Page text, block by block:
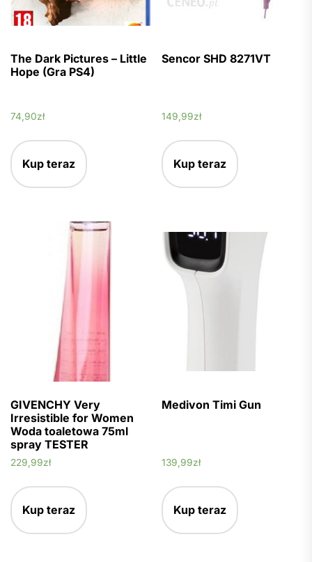
The Dark Pictures – Little
Hope (Gra PS4)
74,90zł
Kup teraz
Sencor SHD 8271VT
149,99zł
Kup teraz
GIVENCHY Very
Irresistible for Women
Woda toaletowa 75ml
spray TESTER
229,99zł
Kup teraz
Medivon Timi Gun
139,99zł
Kup teraz